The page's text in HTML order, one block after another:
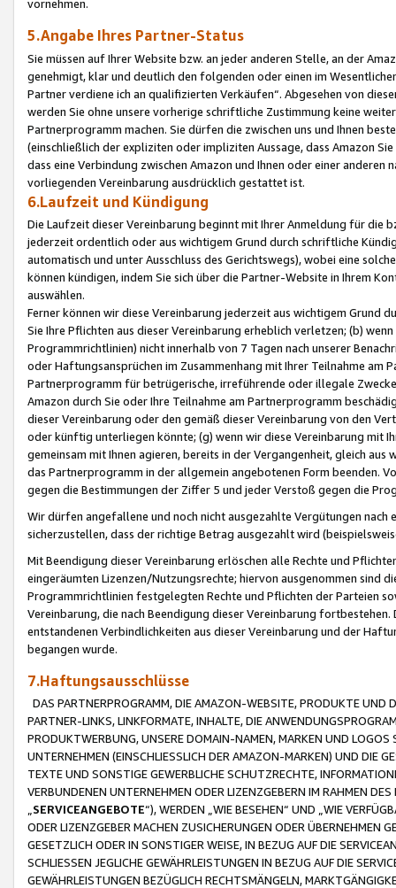
vornehmen.
5.Angabe Ihres Partner-Status
Sie müssen auf Ihrer Website bzw. an jeder anderen Stelle, an der
genehmigt, klar und deutlich den folgenden oder einen im
Partner verdiene ich an qualifizierten Verkäufen“. Abgesehen von
werden Sie ohne unsere vorherige schriftliche Zustimmung keine
Partnerprogramm machen. Sie dürfen die zwischen uns und Ihnen
(einschließlich der expliziten oder impliziten Aussage, dass Amazon
dass eine Verbindung zwischen Amazon und Ihnen oder einer
vorliegenden Vereinbarung ausdrücklich gestattet ist.
6.Laufzeit und Kündigung
Die Laufzeit dieser Vereinbarung beginnt mit Ihrer Anmeldung für die
jederzeit ordentlich oder aus wichtigem Grund durch schriftliche
automatisch und unter Ausschluss des Gerichtswegs), wobei eine
können kündigen, indem Sie sich über die Partner-Website in Ihrem
auswählen.
Ferner können wir diese Vereinbarung jederzeit aus wichtigem Grund
Sie Ihre Pflichten aus dieser Vereinbarung erheblich verletzen; (b)
Programmrichtlinien) nicht innerhalb von 7 Tagen nach unserer
oder Haftungsansprüchen im Zusammenhang mit Ihrer Teilnahme am
Partnerprogramm für betrügerische, irreführende oder illegale
Amazon durch Sie oder Ihre Teilnahme am Partnerprogramm
dieser Vereinbarung oder den gemäß dieser Vereinbarung von den
oder künftig unterliegen könnte; (g) wenn wir diese Vereinbarung mit
gemeinsam mit Ihnen agieren, bereits in der Vergangenheit, gleich
das Partnerprogramm in der allgemein angebotenen Form beenden.
gegen die Bestimmungen der Ziffer 5 und jeder Verstoß gegen die
Wir dürfen angefallene und noch nicht ausgezahlte Vergütungen
sicherzustellen, dass der richtige Betrag ausgezahlt wird
Mit Beendigung dieser Vereinbarung erlöschen alle Rechte und
eingeräumten Lizenzen/Nutzungsrechte; hiervon ausgenommen sind
Programmrichtlinien festgelegten Rechte und Pflichten der Parteien
Vereinbarung, die nach Beendigung dieser Vereinbarung
entstandenen Verbindlichkeiten aus dieser Vereinbarung und der
begangen wurde.
7.Haftungsausschlüsse
DAS PARTNERPROGRAMM, DIE AMAZON-WEBSITE, PRODUKTE UND
PARTNER-LINKS, LINKFORMATE, INHALTE, DIE
PRODUKTWERBUNG, UNSERE DOMAIN-NAMEN, MARKEN UND
UNTERNEHMEN (EINSCHLIESSLICH DER AMAZON-MARKEN) UND DIE
TEXTE UND SONSTIGE GEWERBLICHE SCHUTZRECHTE,
VERBUNDENEN UNTERNEHMEN ODER LIZENZGEBERN IM RAHMEN
SERVICEANGEBOTE“), WERDEN „WIE BESEHEN“ UND „WIE
ODER LIZENZGEBER MACHEN ZUSICHERUNGEN ODER ÜBERNEHMEN
GESETZLICH ODER IN SONSTIGER WEISE, IN BEZUG AUF DIE
SCHLIESSEN JEGLICHE GEWÄHRLEISTUNGEN IN BEZUG AUF DIE
GEWÄHRLEISTUNGEN BEZÜGLICH RECHTSMÄNGELN,